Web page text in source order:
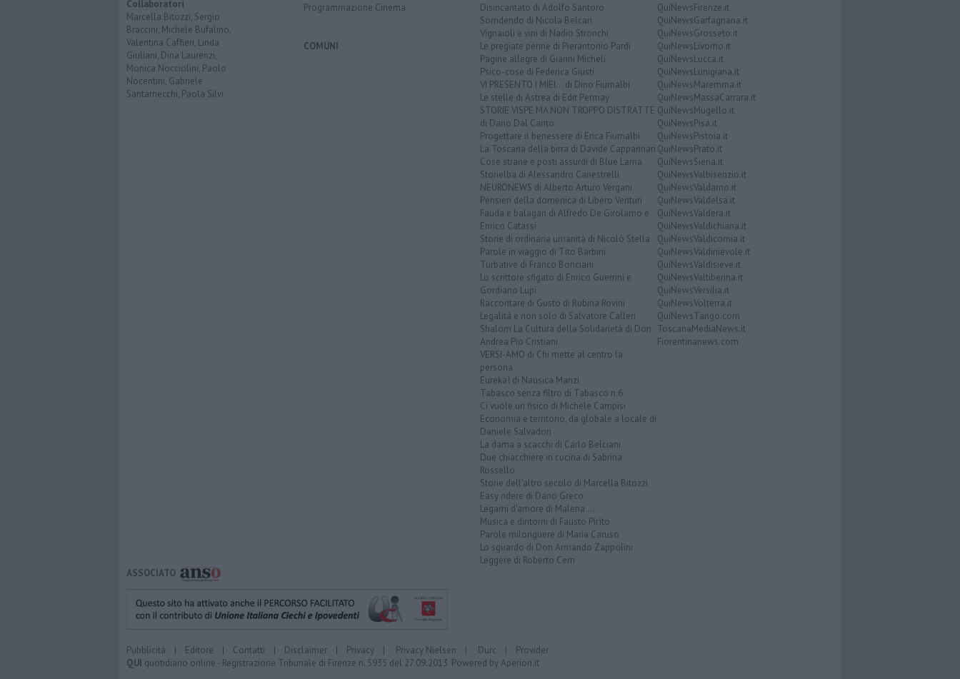
Collaboratori
Marcella Bitozzi, Sergio
Braccini, Michele Bufalino,
Valentina Caffieri, Linda
Giuliani, Dina Laurenzi,
Monica Nocciolini, Paolo
Nocentini, Gabriele
Santarnecchi, Paola Silvi.
Programmazione Cinema
COMUNI
Disincantato di Adolfo Santoro
Sorridendo di Nicola Belcari
Vignaioli e vini di Nadio Stronchi
Le pregiate penne di Pierantonio Pardi
Pagine allegre di Gianni Micheli
Psico-cose di Federica Giusti
VI PRESENTO I MIEI... di Dino Fiumalbi
Le stelle di Astrea di Edit Permay
STORIE VISPE MA NON TROPPO DISTRATTE
di Dario Dal Canto
Progettare il benessere di Erica Fiumalbi
La Toscana della birra di Davide Cappannari
Cose strane e posti assurdi di Blue Lama
Storielba di Alessandro Canestrelli
NEURONEWS di Alberto Arturo Vergani
Pensieri della domenica di Libero Venturi
Fauda e balagan di Alfredo De Girolamo e
Enrico Catassi
Storie di ordinaria umanità di Nicolò Stella
Parole in viaggio di Tito Barbini
Turbative di Franco Bonciani
Lo scrittore sfigato di Enrico Guerrini e
Gordiano Lupi
Raccontare di Gusto di Rubina Rovini
Legalità e non solo di Salvatore Calleri
Shalom La Cultura della Solidarietà di Don
Andrea Pio Cristiani
VERSI-AMO di Chi mette al centro la
persona
Eureka! di Nausica Manzi
Tabasco senza filtro di Tabasco n.6
Ci vuole un fisico di Michele Campisi
Economia e territorio, da globale a locale di
Daniele Salvadori
La dama a scacchi di Carlo Belciani
Due chiacchiere in cucina di Sabrina
Rossello
Storie dell'altro secolo di Marcella Bitozzi
Easy ridere di Dario Greco
Legami d'amore di Malena ...
Musica e dintorni di Fausto Pirìto
Parole milonguere di Maria Caruso
Lo sguardo di Don Armando Zappolini
Leggere di Roberto Cerri
QuiNewsFirenze.it
QuiNewsGarfagnana.it
QuiNewsGrosseto.it
QuiNewsLivorno.it
QuiNewsLucca.it
QuiNewsLunigiana.it
QuiNewsMaremma.it
QuiNewsMassaCarrara.it
QuiNewsMugello.it
QuiNewsPisa.it
QuiNewsPistoia.it
QuiNewsPrato.it
QuiNewsSiena.it
QuiNewsValbisenzio.it
QuiNewsValdarno.it
QuiNewsValdelsa.it
QuiNewsValdera.it
QuiNewsValdichiana.it
QuiNewsValdicornia.it
QuiNewsValdinievole.it
QuiNewsValdisieve.it
QuiNewsValtiberina.it
QuiNewsVersilia.it
QuiNewsVolterra.it
QuiNewsTango.com
ToscanaMediaNews.it
Fiorentinanews.com
ASSOCIATO
Pubblicità | Editore | Contatti | Disclaimer | Privacy | Privacy Nielsen | Durc | Provider
QUI quotidiano online - Registrazione Tribunale di Firenze n. 5935 del 27.09.2013. Powered byAperion.it